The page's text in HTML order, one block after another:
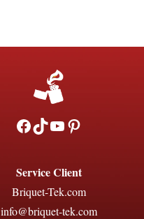
Facebook
TikTokYouTubePinterest
Service Client
Briquet-Tek.com
info@briquet-tek.com